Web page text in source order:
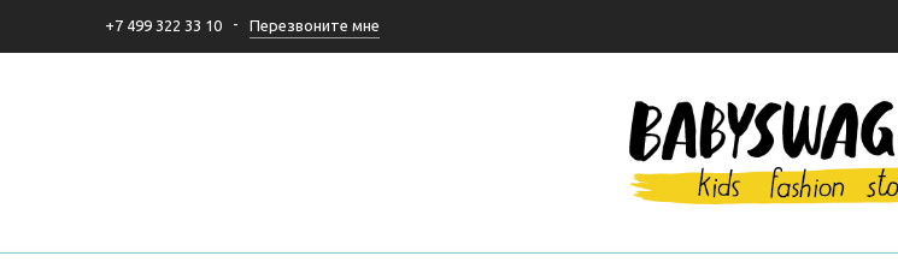
+7 499 322 33 10 - Перезвоните мне